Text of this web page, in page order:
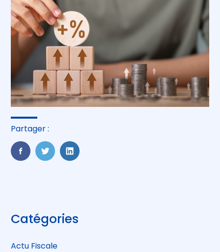
Partager :
FaceBook
TwitterLinkedIn
Blog
sidebar
Catégories
Actu Fiscale